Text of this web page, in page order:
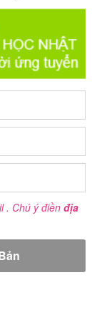
. Chú ý điền địa